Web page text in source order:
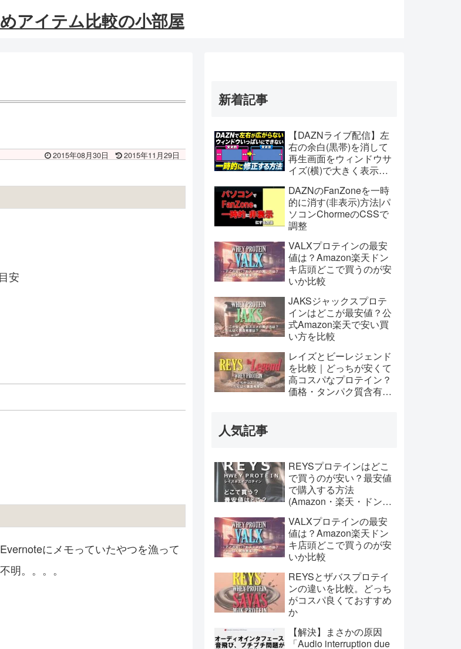
アイテム比較の小部屋
2015年08月30日 2015年11月29日
安
にメモっていたやつを漁って
明。。。。
新着記事
【DAZNライブ配信】左
右の余白(黒帯)を消して
再生画面をウィンドウサ
イズ(横)で大きく表示す
DAZNのFanZoneを一時
的に消す(非表示)方法|パ
ソコンChormeのCSSで
調整
VALXプロテインの最安
値は？Amazon楽天ドン
キ店頭どこで買うのが安
いか比較
JAKSジャックスプロテ
インはどこが最安値？公
式Amazon楽天で安い買
い方を比較
レイズとビーレジェンド
を比較｜どっちが安くて
高コスパなプロテイン？
価格・タンパク質含有率
人気記事
REYSプロテインはどこ
で買うのが安い？最安値
で購入する方法
(Amazon・楽天・ドン
VALXプロテインの最安
値は？Amazon楽天ドン
キ店頭どこで買うのが安
いか比較
REYSとザバスプロテイ
ンの違いを比較。どっち
がコスパ良くておすすめ
か
【解決】まさかの原因
「Audio interruption due